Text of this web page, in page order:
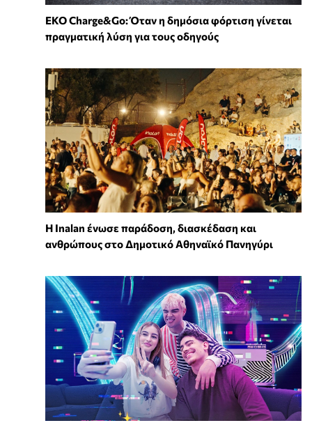
EKO Charge&Go: Όταν η δημόσια φόρτιση γίνεται
πραγματική λύση για τους οδηγούς
Η Inalan ένωσε παράδοση, διασκέδαση και
ανθρώπους στο Δημοτικό Αθηναϊκό Πανηγύρι